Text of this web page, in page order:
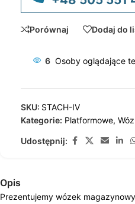
Porównaj Dodaj do
6 Osoby oglądające
SKU: STACH-IV
Kategorie: Platformowe,
Udostępnij:
Opis
Prezentujemy wózek